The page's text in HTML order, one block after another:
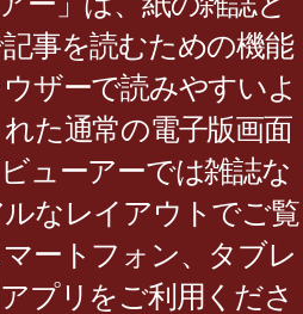
事を読むための機能
ザーで読みやすいよ
た通常の電子版画面
ューアーでは雑誌な
なレイアウトでご覧
ートフォン、タブレ
プリをご利用くださ